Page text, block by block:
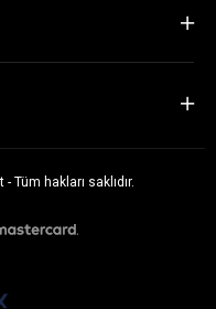
Tüm hakları saklıdır.